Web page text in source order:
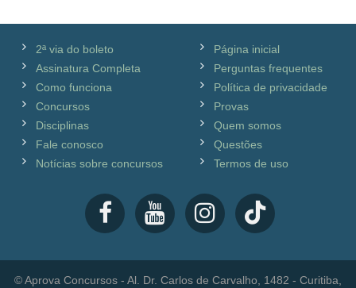
2ª via do boleto
Assinatura Completa
Como funciona
Concursos
Disciplinas
Fale conosco
Notícias sobre concursos
Página inicial
Perguntas frequentes
Política de privacidade
Provas
Quem somos
Questões
Termos de uso
© Aprova Concursos - Al. Dr. Carlos de Carvalho, 1482 - Curitiba,